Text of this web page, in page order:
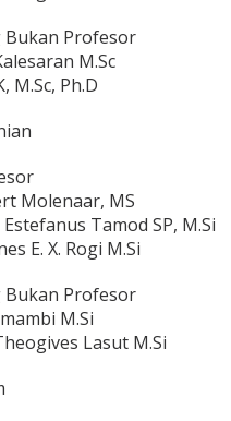
Bukan Profesor
M.Sc
M.Sc, Ph.D
Molenaar, MS
Tamod SP, M.Si
E. X. Rogi M.Si
Bukan Profesor
M.Si
Lasut M.Si